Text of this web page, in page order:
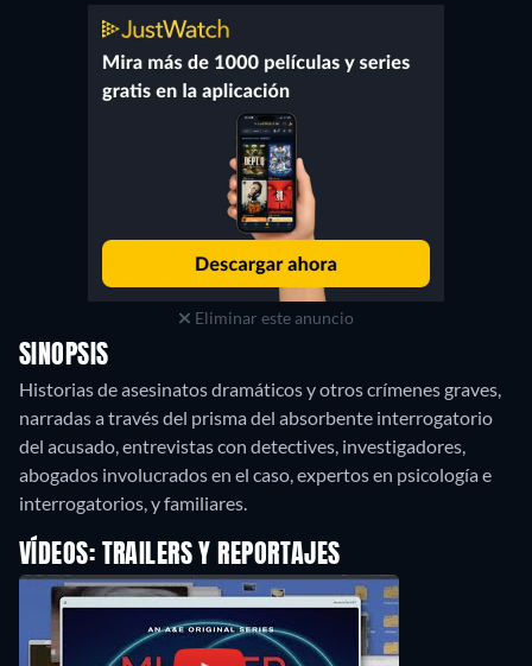
Eliminar este anuncio
SINOPSIS
Historias de asesinatos dramáticos y otros crímenes graves,
narradas a través del prisma del absorbente interrogatorio
del acusado, entrevistas con detectives, investigadores,
abogados involucrados en el caso, expertos en psicología e
VÍDEOS: TRAILERS Y REPORTAJES